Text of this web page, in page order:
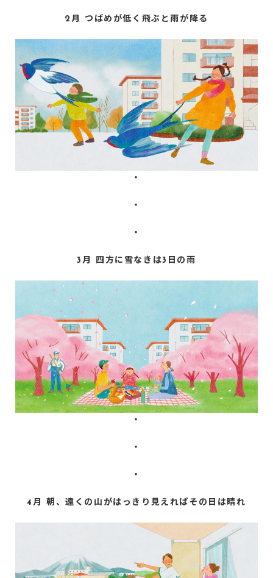
2月 つばめが低く飛ぶと雨が降る
・
・
・
3月 四方に雪なきは3日の雨
・
・
・
4月 朝、遠くの山がはっきり見えればその日は晴れ